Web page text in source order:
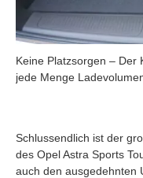
Keine Platzsorgen – Der
jede Menge
Schlussendlich ist der
des Opel Astra Sports
auch den ausgedehnten